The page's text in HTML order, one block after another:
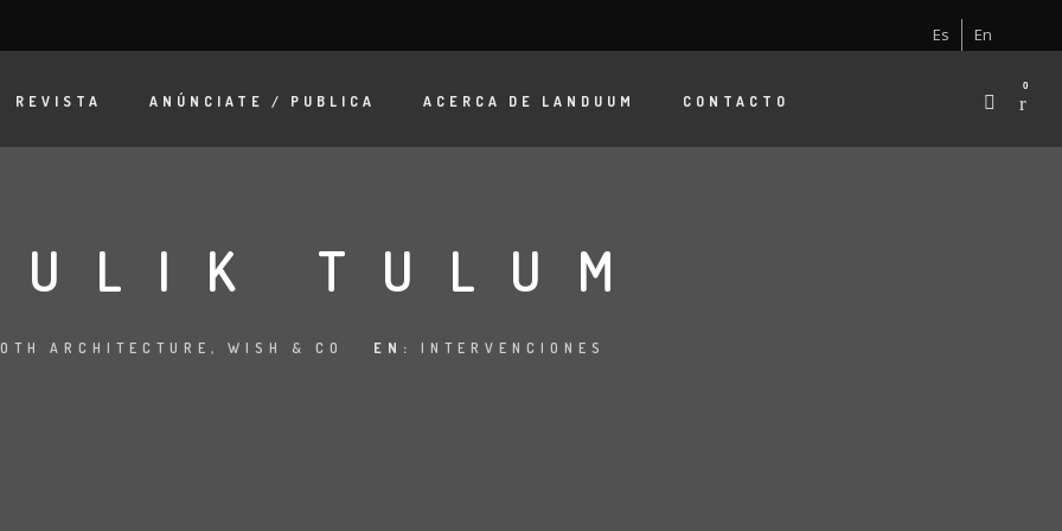
Es En
REVISTA ANÚNCIATE / PUBLICA ACERCA DE LANDUUM CONTACTO
0
TULUM
ARCHITECTURE, WISH & CO EN: INTERVENCIONES